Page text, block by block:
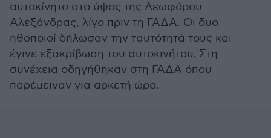
αυτοκίνητο στο ύψος της Λεωφόρου
Αλεξάνδρας, λίγο πριν τη ΓΑΔΑ. Οι δυο
ηθοποιοί δήλωσαν την ταυτότητά τους και
έγινε εξακρίβωση του αυτοκινήτου. Στη
συνέχεια οδηγήθηκαν στη ΓΑΔΑ όπου
παρέμειναν για αρκετή ώρα.